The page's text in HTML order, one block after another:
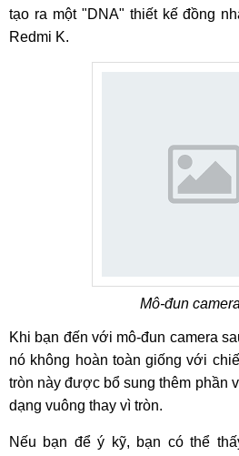
tạo ra một "DNA" thiết kế đồng
Redmi K.
Mô-đun
Khi bạn đến với mô-đun camera
nó không hoàn toàn giống với
tròn này được bổ sung thêm phần
dạng vuông thay vì tròn.
Nếu bạn để ý kỹ, bạn có thể